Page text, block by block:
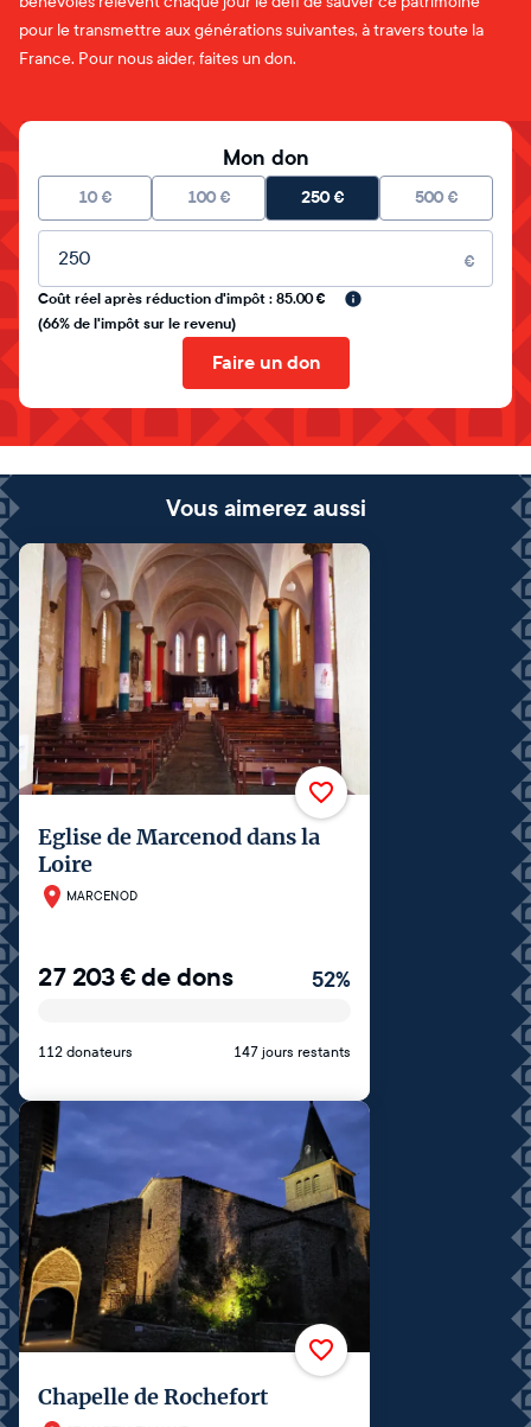
pour le transmettre aux générations suivantes, à travers toute la
France. Pour nous aider, faites un don.
Mon don
10 € 100 € 250€ 500 €
Montant libre
€
Coût réel après réduction d'impôt : 85.00 €
(66% de l'impôt sur le revenu)
Faire un don
Vous aimerez aussi
Eglise de Marcenod dans la
Loire
MARCENOD
27 203€de dons 52%
112 donateurs 147 jours restants
Chapelle de Rochefort